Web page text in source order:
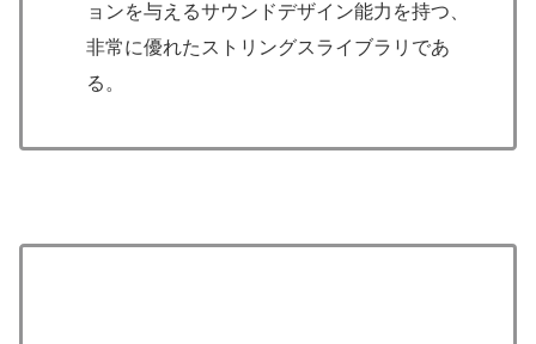
ョンを与えるサウンドデザイン能力を持つ、
非常に優れたストリングスライブラリであ
る。